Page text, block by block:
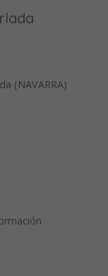
(NAVARRA)